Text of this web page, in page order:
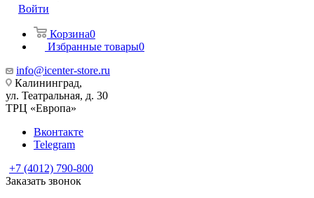
Войти
Корзина0
Избранные товары0
info@icenter-store.ru
Калининград,
ул. Театральная, д. 30
ТРЦ «Европа»
Вконтакте
Telegram
+7 (4012) 790-800
Заказать звонок